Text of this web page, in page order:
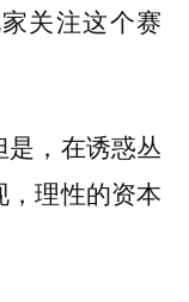
关注这个赛
，在诱惑丛
理性的资本